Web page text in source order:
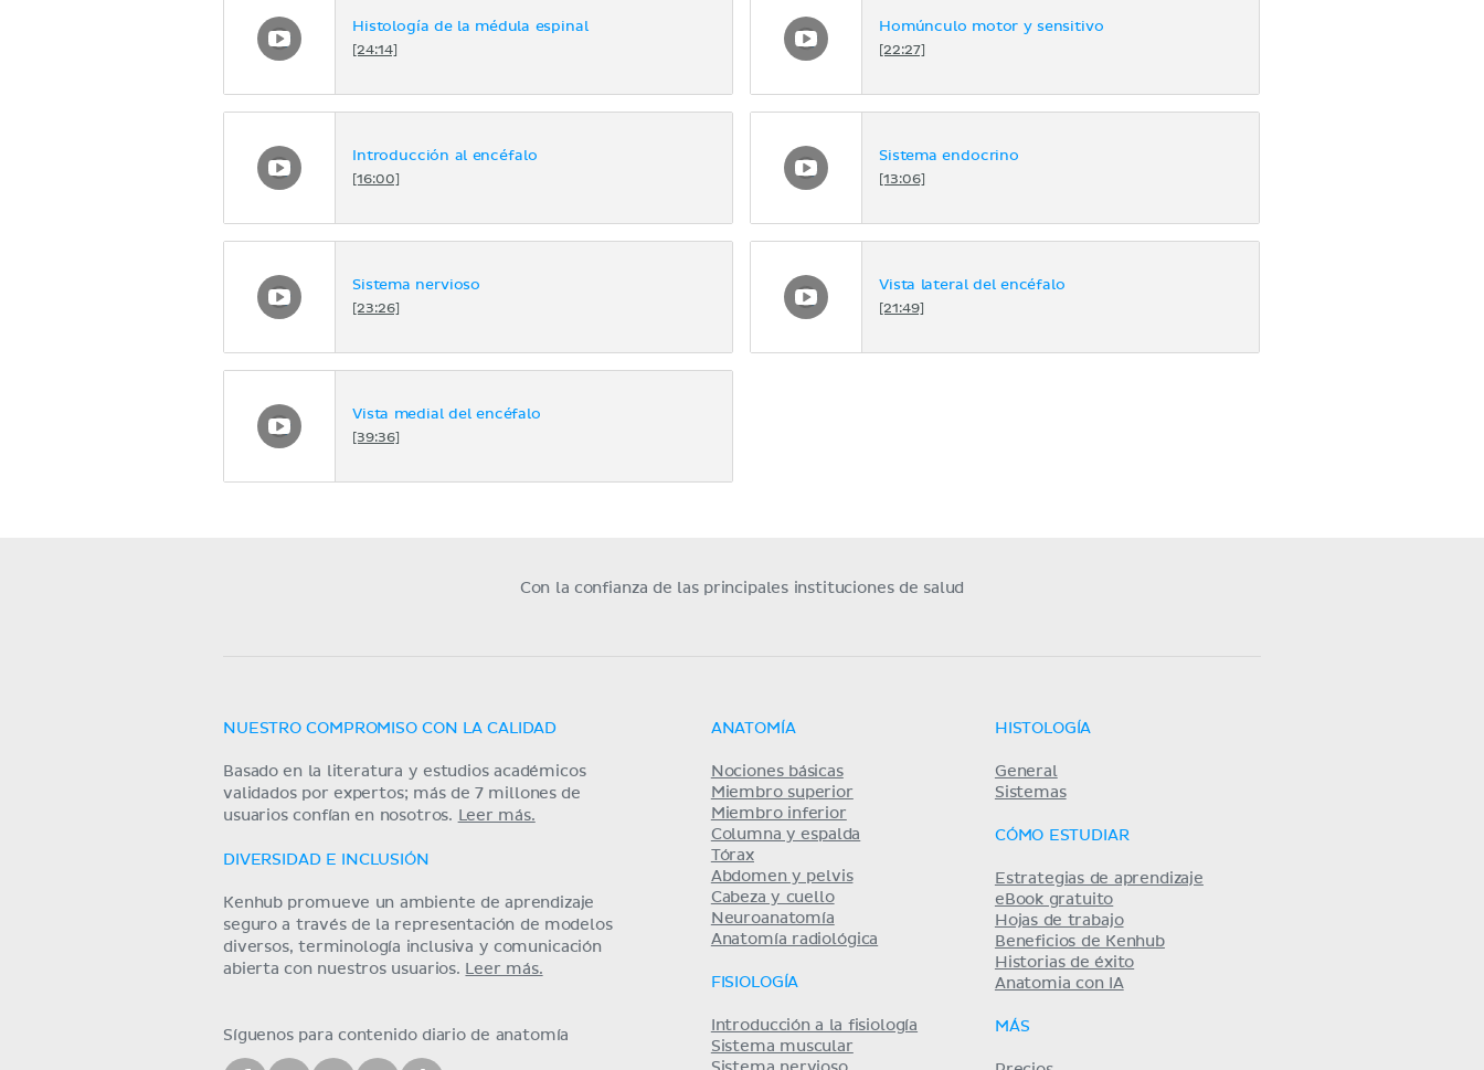
Histología de la médula espinal
[24:14]
Homúnculo motor y sensitivo
[22:27]
Introducción al encéfalo
[16:00]
Sistema endocrino
[13:06]
Sistema nervioso
[23:26]
Vista lateral del encéfalo
[21:49]
Vista medial del encéfalo
[39:36]
Con la confianza de las principales instituciones de salud
NUESTRO COMPROMISO CON LA CALIDAD
Basado en la literatura y estudios académicos
validados por expertos; más de 7 millones de
usuarios confían en nosotros.
Leer más.
DIVERSIDAD E INCLUSIÓN
Kenhub promueve un ambiente de aprendizaje
seguro a través de la representación de modelos
diversos, terminología inclusiva y comunicación
abierta con nuestros usuarios.
Leer más.
Síguenos para contenido diario de anatomía
ANATOMÍA
Nociones básicas
Miembro superior
Miembro inferior
Columna y espalda
Tórax
Abdomen y pelvis
Cabeza y cuello
Neuroanatomía
Anatomía radiológica
FISIOLOGÍA
Introducción a la fisiología
Sistema muscular
HISTOLOGÍA
General
Sistemas
CÓMO ESTUDIAR
Estrategias de aprendizaje
eBook gratuito
Hojas de trabajo
Beneficios de Kenhub
Historias de éxito
Anatomia con IA
MÁS